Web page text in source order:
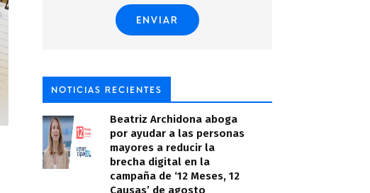
NOTICIAS RECIENTES
Beatriz Archidona aboga
por ayudar a las personas
mayores a reducir la
brecha digital en la
campaña de ‘12 Meses, 12
Causas’ de agosto